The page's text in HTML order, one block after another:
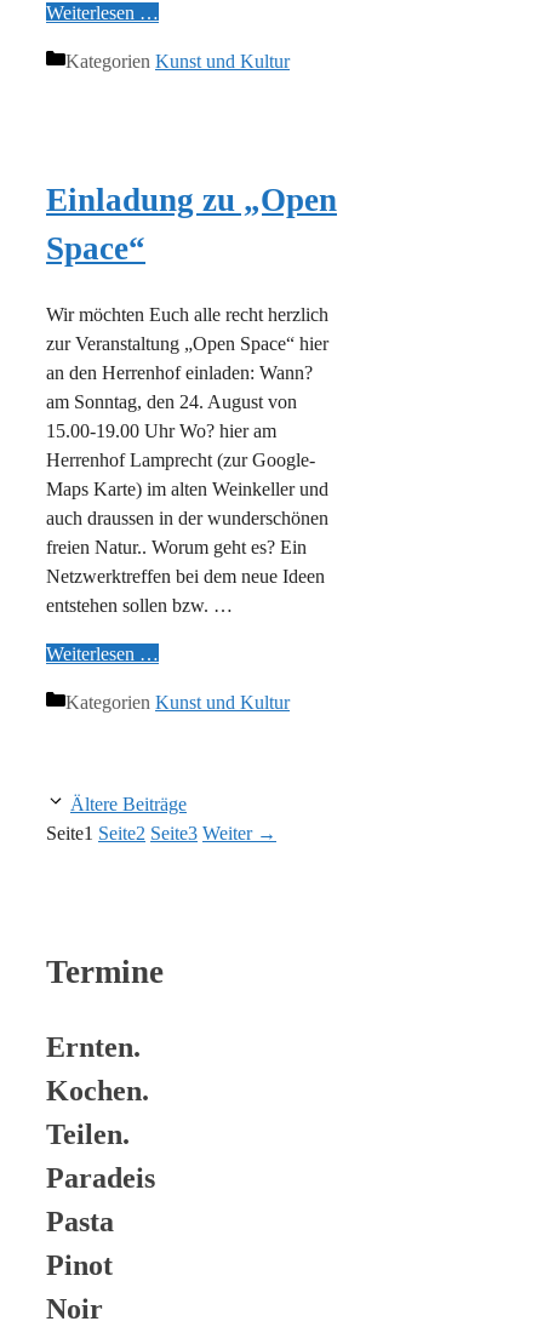
Weiterlesen …
Kategorien Kunst und Kultur
Einladung zu „Open
Space“
Wir möchten Euch alle recht herzlich
zur Veranstaltung „Open Space“ hier
an den Herrenhof einladen: Wann?
am Sonntag, den 24. August von
15.00-19.00 Uhr Wo? hier am
Herrenhof Lamprecht (zur Google-
Maps Karte) im alten Weinkeller und
auch draussen in der wunderschönen
freien Natur.. Worum geht es? Ein
Netzwerktreffen bei dem neue Ideen
entstehen sollen bzw. …
Weiterlesen …
Kategorien Kunst und Kultur
Ältere Beiträge
Seite1 Seite2 Seite3 Weiter →
Termine
Ernten.
Kochen.
Teilen.
Paradeis
Pasta
Pinot
Noir